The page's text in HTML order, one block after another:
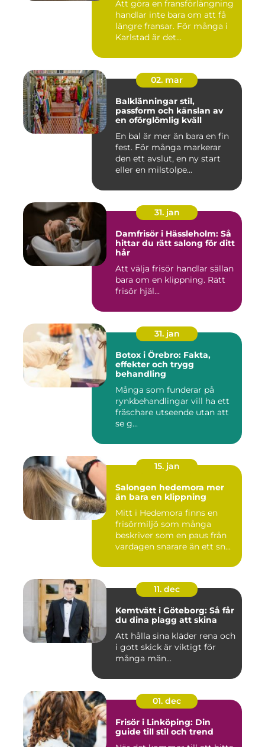
Att göra en fransförlängning
handlar inte bara om att få
längre fransar. För många i
Karlstad är det...
02. mar
Balklänningar stil,
passform och känslan av
en oförglömlig kväll
En bal är mer än bara en fin
fest. För många markerar
den ett avslut, en ny start
eller en milstolpe...
31. jan
Damfrisör i Hässleholm: Så
hittar du rätt salong för ditt
hår
Att välja frisör handlar sällan
bara om en klippning. Rätt
frisör hjäl...
31. jan
Botox i Örebro: Fakta,
effekter och trygg
behandling
Många som funderar på
rynkbehandlingar vill ha ett
fräschare utseende utan att
se g...
15. jan
Salongen hedemora mer
än bara en klippning
Mitt i Hedemora finns en
frisörmiljö som många
beskriver som en paus från
vardagen snarare än ett sn...
11. dec
Kemtvätt i Göteborg: Så får
du dina plagg att skina
Att hålla sina kläder rena och
i gott skick är viktigt för
många män...
01. dec
Frisör i Linköping: Din
guide till stil och trend